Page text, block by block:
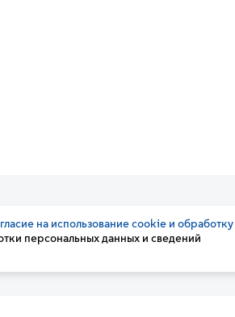
на использование cookie и обработку
персональных данных и сведений